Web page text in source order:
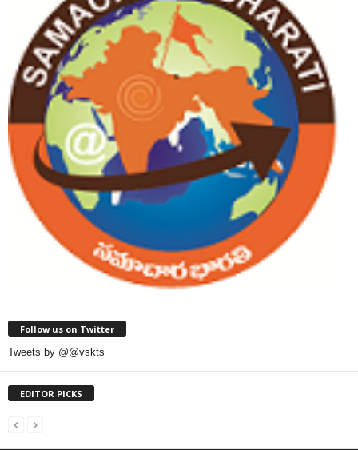
Follow us on Twitter
Tweets by @@vskts
EDITOR PICKS